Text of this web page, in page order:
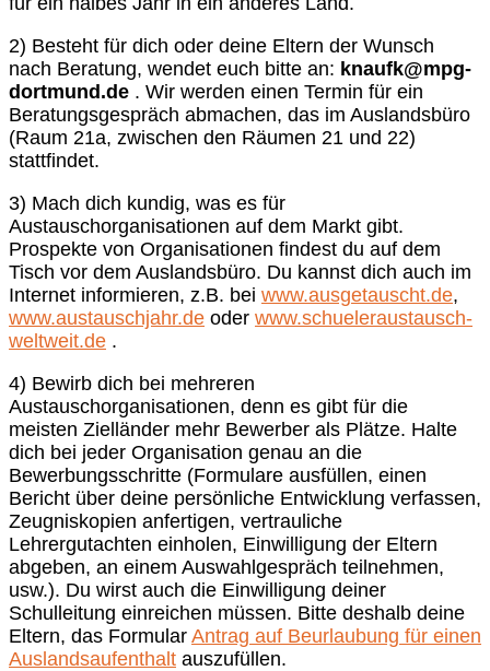
2) Besteht für dich oder deine Eltern der Wunsch
nach Beratung, wendet euch bitte an: knaufk@mpg-
dortmund.de . Wir werden einen Termin für ein
Beratungsgespräch abmachen, das im Auslandsbüro
(Raum 21a, zwischen den Räumen 21 und 22)
stattfindet.
3) Mach dich kundig, was es für
Austauschorganisationen auf dem Markt gibt.
Prospekte von Organisationen findest du auf dem
Tisch vor dem Auslandsbüro. Du kannst dich auch im
Internet informieren, z.B. bei www.ausgetauscht.de,
www.austauschjahr.de oder www.schueleraustausch-
weltweit.de .
4) Bewirb dich bei mehreren
Austauschorganisationen, denn es gibt für die
meisten Zielländer mehr Bewerber als Plätze. Halte
dich bei jeder Organisation genau an die
Bewerbungsschritte (Formulare ausfüllen, einen
Bericht über deine persönliche Entwicklung verfassen,
Zeugniskopien anfertigen, vertrauliche
Lehrergutachten einholen, Einwilligung der Eltern
abgeben, an einem Auswahlgespräch teilnehmen,
usw.). Du wirst auch die Einwilligung deiner
Schulleitung einreichen müssen. Bitte deshalb deine
Eltern, das Formular Antrag auf Beurlaubung für einen
Auslandsaufenthalt auszufüllen.